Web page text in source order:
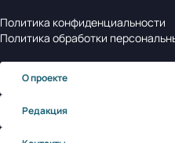
Политика конфиденциальности
Политика обработки
О проекте
Редакция